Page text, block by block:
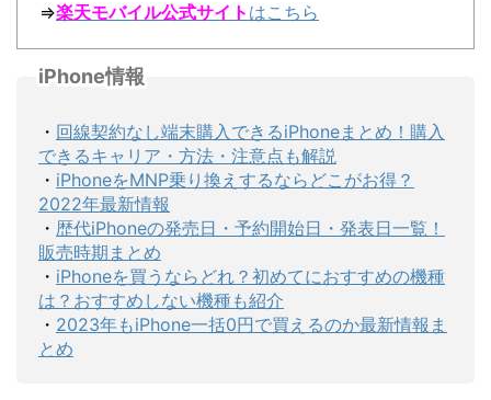
⇒楽天モバイル公式サイト はこちら
iPhone情報
・ 回線契約なし端末購入できるiPhoneまとめ！購入
できるキャリア・方法・注意点も解説
・ iPhoneをMNP乗り換えするならどこがお得？
2022年最新情報
・ 歴代iPhoneの発売日・予約開始日・発表日一覧！
販売時期まとめ
・ iPhoneを買うならどれ？初めてにおすすめの機種
は？おすすめしない機種も紹介
・ 2023年もiPhone一括0円で買えるのか最新情報ま
とめ